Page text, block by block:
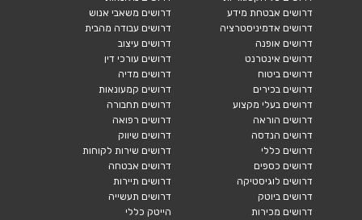
דרושים אבטחת מידע
דרושים אדמיניסטרציה
דרושים אופנה
דרושים אינטרנט
דרושים ביטוח
דרושים בכירים
דרושים בעלי מקצוע
דרושים הוראה
דרושים הנדסה
דרושים כללי
דרושים כספים
דרושים לוגיסטיקה
דרושים ביוטק
דרושים מכירות
דרושים משאבי אנוש
דרושים עבודה מהבית
דרושים עיצוב
דרושים עורכי דין
דרושים מדיה
דרושים קמעונאות
דרושים תחבורה
דרושים רפואה
דרושים שיווק
דרושים שירות לקוחות
דרושים אבטחה
דרושים תיירות
דרושים תעשייה
הייטק כללי